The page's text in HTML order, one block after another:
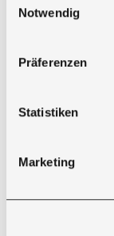
Cookies, wenn
Notwendig
Präferenzen
Statistiken
Marketing
Zahlung